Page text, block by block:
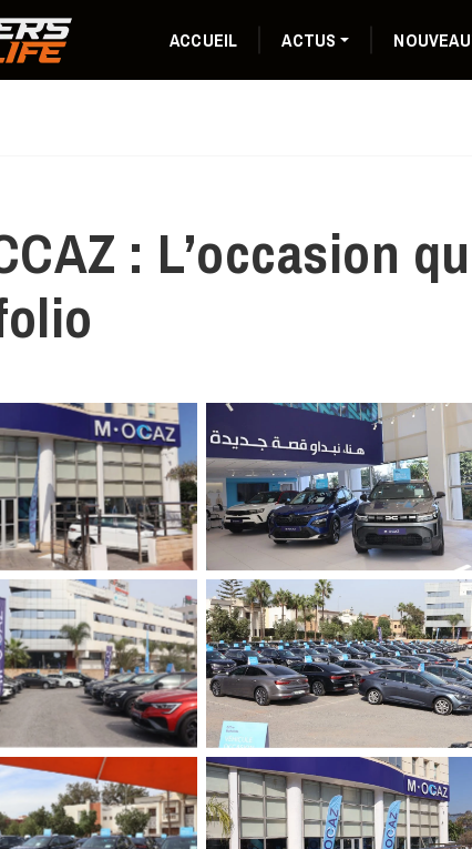
ACCUEIL ACTUS
: L’occasion